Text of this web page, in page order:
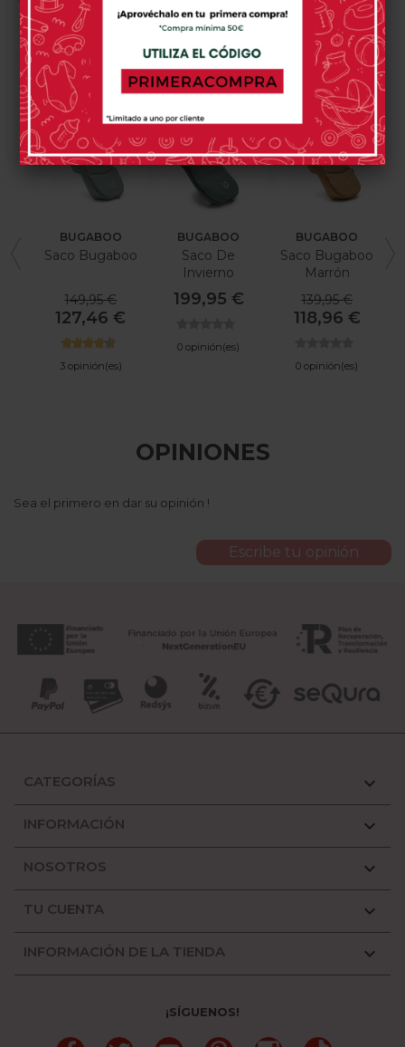
PRODUCTOS RELACIONADOS
BUGABOO
Saco Bugaboo
149,95 €
127,46 €
3 opinión(es)
-15%
BUGABOO
Saco De
Invierno
Bugaboo Alto
Rendimiento
199,95 €
0 opinión(es)
BUGABOO
Saco Bugaboo
Marrón
139,95 €
118,96 €
0 opinión(es)
-15%
OPINIONES
Sea el primero en dar su opinión !
Escribe tu opinión
CATEGORÍAS 
INFORMACIÓN 
NOSOTROS 
TU CUENTA 
INFORMACIÓN DE LA TIENDA 
¡SÍGUENOS!